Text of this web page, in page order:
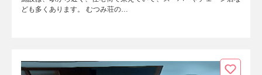
ども多くあります。 むつみ荘の…